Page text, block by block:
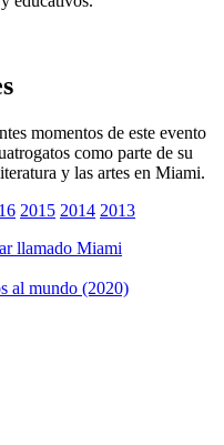
momentos de este evento
como parte de su
y las artes en Miami.
2015 2014 2013